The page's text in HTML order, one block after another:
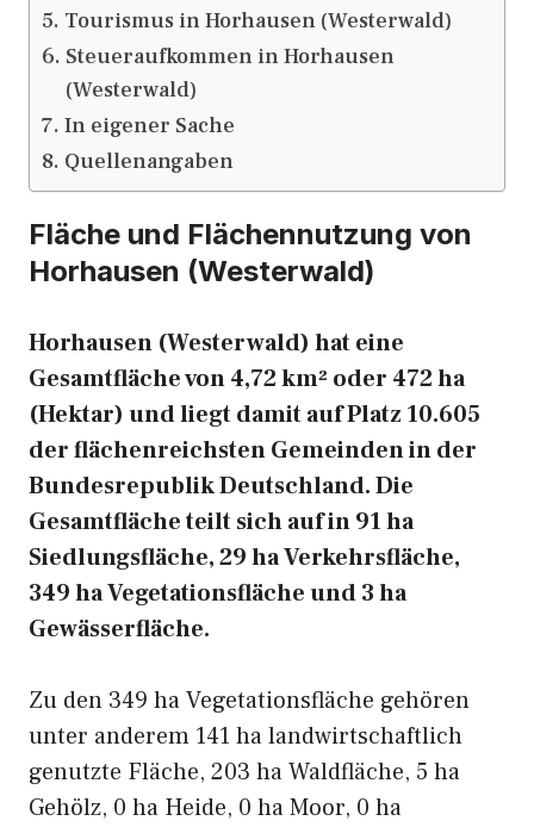
Tourismus in Horhausen (Westerwald)
Steueraufkommen in Horhausen
(Westerwald)
In eigener Sache
Quellenangaben
Fläche und Flächennutzung von
Horhausen (Westerwald)
Horhausen (Westerwald) hat eine
Gesamtfläche von 4,72 km² oder 472 ha
(Hektar) und liegt damit auf Platz 10.605
der flächenreichsten Gemeinden in der
Bundesrepublik Deutschland. Die
Gesamtfläche teilt sich auf in 91 ha
Siedlungsfläche, 29 ha Verkehrsfläche,
349 ha Vegetationsfläche und 3 ha
Gewässerfläche.
Zu den 349 ha Vegetationsfläche gehören
unter anderem 141 ha landwirtschaftlich
genutzte Fläche, 203 ha Waldfläche, 5 ha
Gehölz, 0 ha Heide, 0 ha Moor, 0 ha